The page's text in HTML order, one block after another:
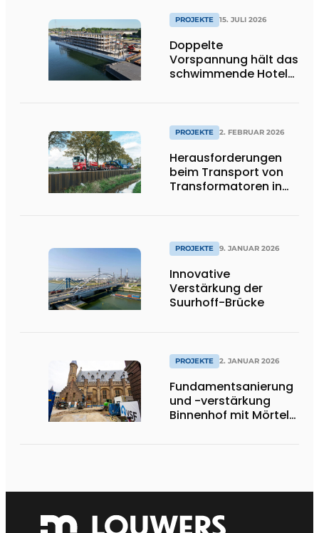
PROJEKTE 15. JULI 2026
Doppelte
Vorspannung hält das
schwimmende Hotel
PROJEKTE 2. FEBRUAR 2026
Herausforderungen
beim Transport von
Transformatoren in
PROJEKTE 9. JANUAR 2026
Innovative
Verstärkung der
Suurhoff-Brücke
PROJEKTE 2. JANUAR 2026
Fundamentsanierung
und -verstärkung
Binnenhof mit Mörtel